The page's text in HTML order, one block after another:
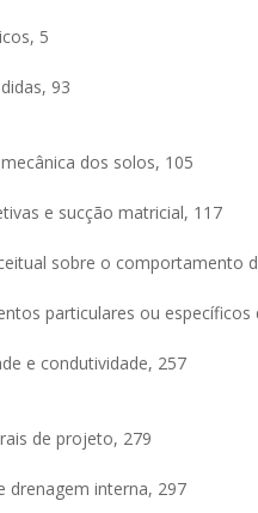
5
93
dos solos, 105
e sucção matricial, 117
sobre o comportamento
particulares ou
e condutividade, 257
de projeto, 279
drenagem interna, 297